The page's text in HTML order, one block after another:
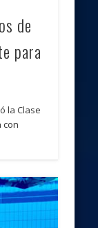
de
para
la Clase
con